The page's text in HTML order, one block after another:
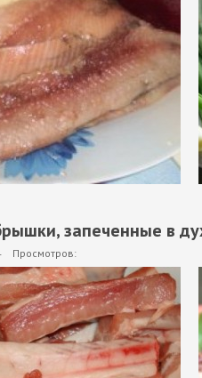
запеченные в
Просмотров: